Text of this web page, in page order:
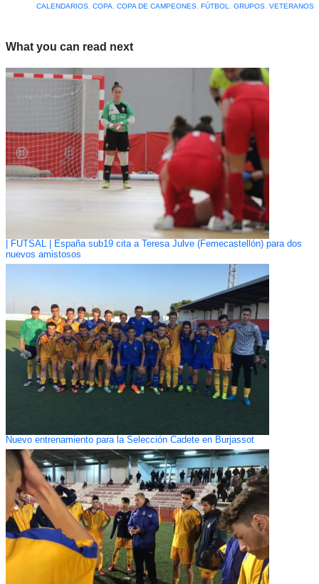
CALENDARIOS, COPA COPA DE CAMPEONES, FÚTBOL GRUPOS, VETERANOS
What you can read next
| FUTSAL | España sub19 cita a Teresa Julve (Femecastellón) para dos
nuevos amistosos
Nuevo entrenamiento para la Selección Cadete en Burjassot